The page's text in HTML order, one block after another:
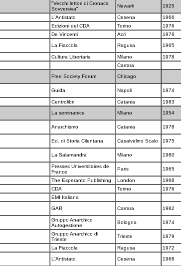
"Vecchi lettori di Cronaca
Sovversiva"
Newark 1925
L'Antistato Cesena 1966
Edizioni del CDA Torino 1976
De Vincenti Acri 1976
La Fiaccola Ragusa 1965
Cultura Libertaria Milano 1978
Carrara
Free Society Forum Chicago
Guida Napoli 1974
Centrolibri Catania 1983
La seminatrice Milano 1954
Anarchismo Catania 1978
Ed. di Storia Cilentana Casalvelino Scalo 1975
La Salamandra Milano 1980
Presses Universitaires de
France
Paris 1965
The Esperanto Publishing London 1968
CDA Torino 1976
EMI Italiana
GAR Carrara 1982
Gruppo Anarchico
Autogestione
Bologna 1974
Gruppo Anarchico di
Trieste
Trieste 1979
La Fiaccola Ragusa 1972
L'Antistato Cesena 1968